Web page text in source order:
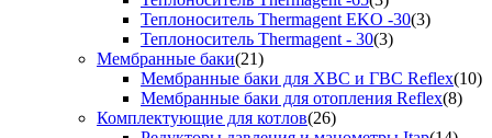
Теплоноситель Thermagent EKO -30(3)
Теплоноситель Thermagent - 30(3)
Мембранные баки(21)
Мембранные баки для ХВС и ГВС Reflex(10)
Мембранные баки для отопления Reflex(8)
Комплектующие для котлов(26)